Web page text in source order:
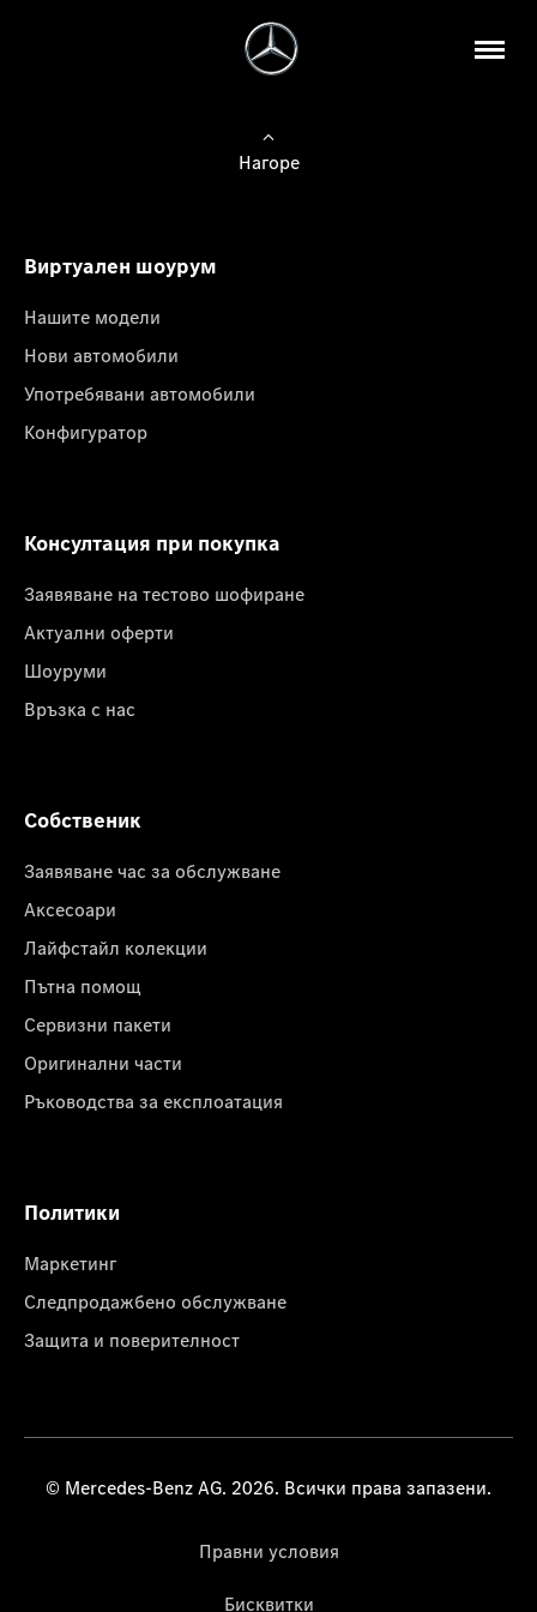
Нагоре
Виртуален шоурум
Нашите модели
Нови автомобили
Употребявани автомобили
Конфигуратор
Консултация при покупка
Заявяване на тестово шофиране
Актуални оферти
Шоуруми
Връзка с нас
Собственик
Заявяване час за обслужване
Аксесоари
Лайфстайл колекции
Пътна помощ
Сервизни пакети
Оригинални части
Ръководства за експлоатация
Политики
Маркетинг
Следпродажбено обслужване
Защита и поверителност
© Mercedes-Benz AG. 2026. Всички права запазени.
Правни условия
Бисквитки